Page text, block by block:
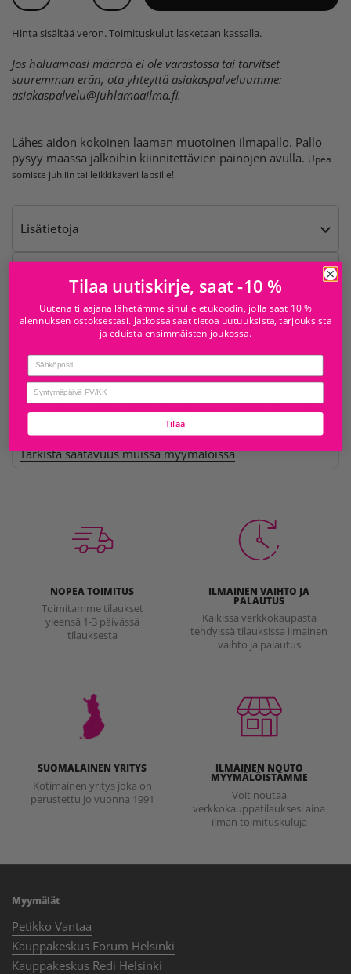
Hinta sisältää veron.Toimituskulut lasketaan kassalla.
Jos haluamaasi määrää ei ole varastossa tai tarvitset
suuremman erän, ota yhteyttä asiakaspalveluumme:
asiakaspalvelu@juhlamaailma.fi.
Lähes aidon kokoinen laaman muotoinen ilmapallo. Pallo
pysyy maassa jalkoihin kiinnitettävien painojen avulla. Upea
somiste juhliin tai leikkikaveri lapsille!
Lisätietoja
Varoitukset
Saatavilla kohteesta
Juhlamaailma Redi
Myymälän tiedot
Tavallisesti valmis 24 tunnissa
Juhlamaailma Mylly Tavallisesti valmis 24 tunnissa
Tarkista saatavuus muissa myymälöissä
NOPEA TOIMITUS
Toimitamme tilaukset
yleensä 1-3 päivässä
tilauksesta
ILMAINEN VAIHTO JA
PALAUTUS
Kaikissa verkkokaupasta
tehdyissä tilauksissa ilmainen
vaihto ja palautus
SUOMALAINEN YRITYS
Kotimainen yritys joka on
perustettu jo vuonna 1991
ILMAINEN NOUTO
MYYMÄLÖISTÄMME
Voit noutaa
verkkokauppatilauksesi aina
ilman toimituskuluja
Myymälät
Petikko Vantaa
Kauppakeskus Forum Helsinki
Kauppakeskus Redi Helsinki
Tilaa uutiskirje, saat -10 %
Uutena tilaajana lähetämme sinulle etukoodin, jolla saat 10 %
alennuksen ostoksestasi. Jatkossa saat tietoa uutuuksista, tarjouksista
ja eduista ensimmäisten joukossa.
Email
birthday
Tilaa